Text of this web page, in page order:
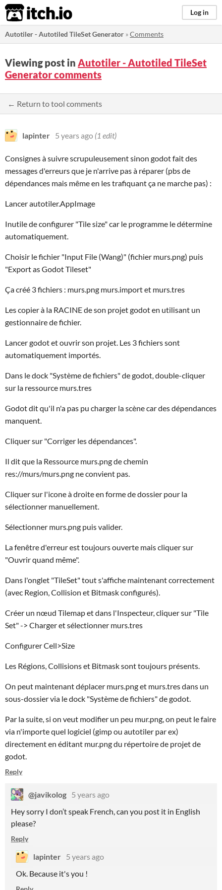
itch.io Log in
Autotiler - Autotiled TileSet Generator »Comments
Viewing post in Autotiler - Autotiled TileSet
Generator comments
← Return to tool comments
lapinter 5 years ago (1 edit)
Consignes à suivre scrupuleusement sinon godot fait des
messages d'erreurs que je n'arrive pas à réparer (pbs de
dépendances mais même en les trafiquant ça ne marche pas) :
Lancer autotiler.AppImage
Inutile de configurer "Tile size" car le programme le détermine
automatiquement.
Choisir le fichier "Input File (Wang)" (fichier murs.png) puis
"Export as Godot Tileset"
Ça créé 3 fichiers : murs.png murs.import et murs.tres
Les copier à la RACINE de son projet godot en utilisant un
gestionnaire de fichier.
Lancer godot et ouvrir son projet. Les 3 fichiers sont
automatiquement importés.
Dans le dock "Système de fichiers" de godot, double-cliquer
sur la ressource murs.tres
Godot dit qu'il n'a pas pu charger la scène car des dépendances
manquent.
Cliquer sur "Corriger les dépendances".
Il dit que la Ressource murs.png de chemin
res://murs/murs.png ne convient pas.
Cliquer sur l'icone à droite en forme de dossier pour la
sélectionner manuellement.
Sélectionner murs.png puis valider.
La fenêtre d'erreur est toujours ouverte mais cliquer sur
"Ouvrir quand même".
Dans l'onglet "TileSet" tout s'affiche maintenant correctement
(avec Region, Collision et Bitmask configurés).
Créer un nœud Tilemap et dans l'Inspecteur, cliquer sur "Tile
Set" -> Charger et sélectionner murs.tres
Configurer Cell>Size
Les Régions, Collisions et Bitmask sont toujours présents.
On peut maintenant déplacer murs.png et murs.tres dans un
sous-dossier via le dock "Système de fichiers" de godot.
Par la suite, si on veut modifier un peu mur.png, on peut le faire
via n'importe quel logiciel (gimp ou autotiler par ex)
directement en éditant mur.png du répertoire de projet de
godot.
Reply
@javikolog 5 years ago
Hey sorry I don’t speak French, can you post it in English
please?
Reply
lapinter 5 years ago
Ok. Because it's you !